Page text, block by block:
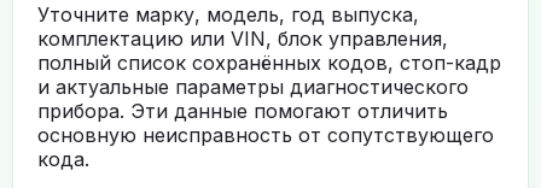
Уточните марку, модель, год выпуска,
комплектацию или VIN, блок управления,
полный список сохранённых кодов, стоп-кадр
и актуальные параметры диагностического
прибора. Эти данные помогают отличить
основную неисправность от сопутствующего
кода.